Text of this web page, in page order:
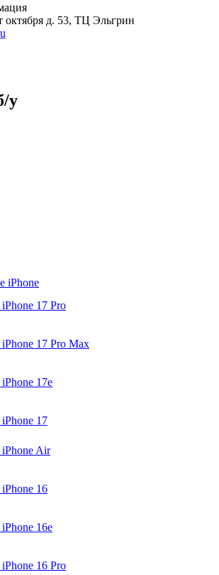
октября д. 53, ТЦ Эльгрин
у
iPhone
iPhone 17 Pro
iPhone 17 Pro Max
iPhone 17e
iPhone 17
iPhone Air
iPhone 16
iPhone 16e
iPhone 16 Pro